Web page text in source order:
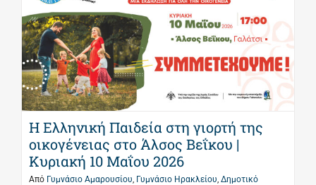
Η Ελληνική Παιδεία στη γιορτή της
οικογένειας στο Άλσος Βεΐκου |
Κυριακή 10 Μαΐου 2026
Από Γυμνάσιο Αμαρουσίου, Γυμνάσιο Ηρακλείου, Δημοτικό